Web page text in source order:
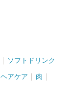
ソフトドリンク
ヘアケア 肉